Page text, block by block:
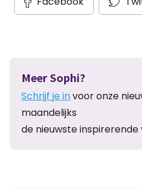
Meer Sophi?
Schrijf je invoor onze
maandelijks
de nieuwste